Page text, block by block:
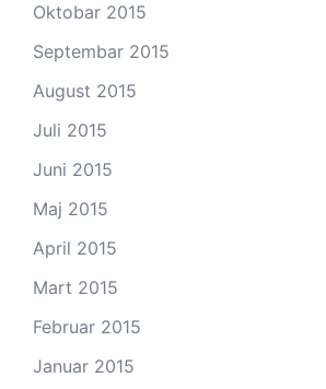
Oktobar 2015
Septembar 2015
August 2015
Juli 2015
Juni 2015
Maj 2015
April 2015
Mart 2015
Februar 2015
Januar 2015